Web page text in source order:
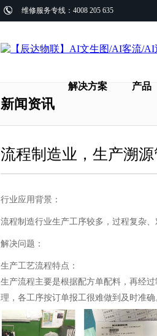
维修服务专线：4008 205 635
解决方案 产品
新闻资讯
流程制造业，生产溯源
行业应用背景：
流程制造行业生产工序较多，过程复杂
解决问题：
生产工艺流程特点：
生产流程主要是根据配方单配料，再经
理，各工序按订单报工很难做到及时准确